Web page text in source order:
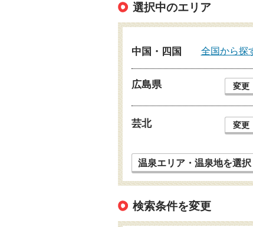
選択中のエリア
中国・四国 全国から探
広島県 変更
芸北 変更
温泉エリア・温泉地を選択
検索条件を変更